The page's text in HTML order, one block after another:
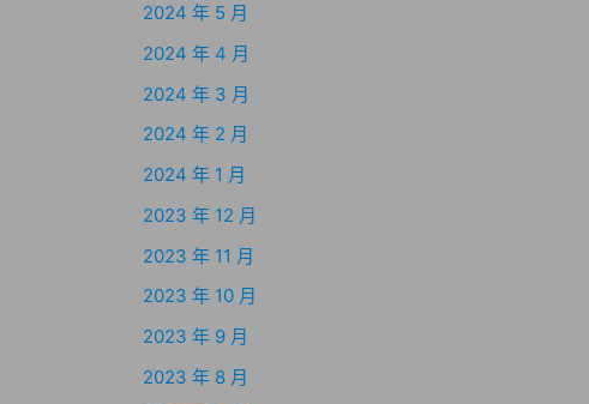
2024 年 5 月
2024 年 4 月
2024 年 3 月
2024 年 2 月
2024 年 1 月
2023 年 12 月
2023 年 11 月
2023 年 10 月
2023 年 9 月
2023 年 8 月